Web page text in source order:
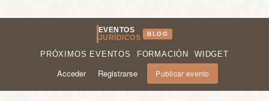
EVENTOS
JURÍDICOS
BLOG
PRÓXIMOS EVENTOS FORMACIÓN WIDGET
Acceder Registrarse Publicar evento